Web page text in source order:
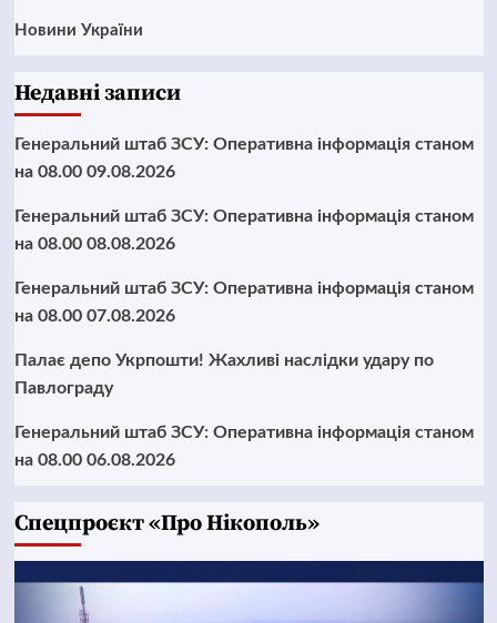
Новини України
Недавні записи
Генеральний штаб ЗСУ: Оперативна інформація станом
на 08.00 09.08.2026
Генеральний штаб ЗСУ: Оперативна інформація станом
на 08.00 08.08.2026
Генеральний штаб ЗСУ: Оперативна інформація станом
на 08.00 07.08.2026
Палає депо Укрпошти! Жахливі наслідки удару по
Павлограду
Генеральний штаб ЗСУ: Оперативна інформація станом
на 08.00 06.08.2026
Cпецпроєкт «Про Нікополь»